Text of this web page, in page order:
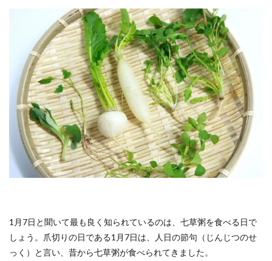
1月7日と聞いて最も良く知られているのは、七草粥を食べる日で
しょう。爪切りの日である1月7日は、人日の節句（じんじつのせ
っく）と言い、昔から七草粥が食べられてきました。